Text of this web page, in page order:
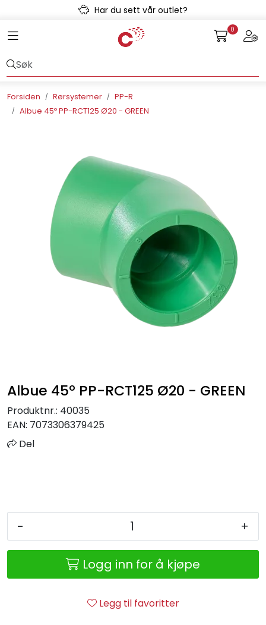
Skip to main contentHar du sett vår outlet?
Toggle navigation 0
Forsiden Rørsystemer
PP-R
Albue 45º PP-RCT125 Ø20 - GREEN
Albue 45º PP-RCT125 Ø20 - GREEN
Produktnr.: 40035
EAN: 7073306379425
Del
- +
Logg inn for å kjøpe
Legg til favoritter
Kulvert
Radonsikring
Rørsystemer
Snøsmelt
Varmeanlegg
Outlet
Retur/reklamasjon